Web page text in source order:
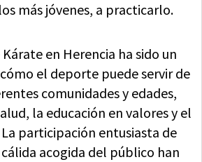
más jóvenes, a practicarlo.
en Herencia ha sido un
el deporte puede servir de
comunidades y edades,
la educación en valores y el
participación entusiasta de
acogida del público han